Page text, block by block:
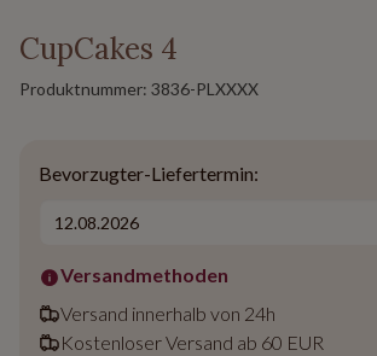
CupCakes 4
Produktnummer: 3836-PLXXXX
Bevorzugter-Liefertermin:
Versandmethoden
Versand innerhalb von 24h
Kostenloser Versand ab 60 EUR